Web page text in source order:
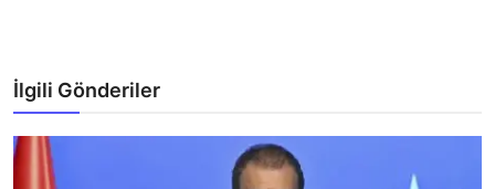
İlgili Gönderiler